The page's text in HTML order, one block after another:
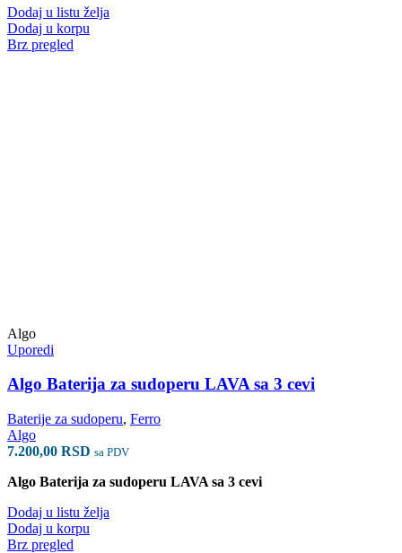
Dodaj u listu želja
Dodaj u korpu
Brz pregled
Algo
Uporedi
Algo Baterija za sudoperu LAVA sa 3 cevi
Baterije za sudoperu, Ferro
Algo
7.200,00 RSD sa PDV
Algo Baterija za sudoperu LAVA sa 3 cevi
Dodaj u listu želja
Dodaj u korpu
Brz pregled